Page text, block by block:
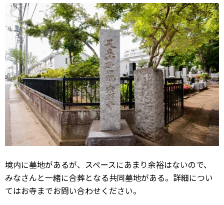
境内に墓地があるが、スペースにあまり余裕はないので、
みなさんと一緒に合葬となる共同墓地がある。詳細につい
てはお寺までお問い合わせください。